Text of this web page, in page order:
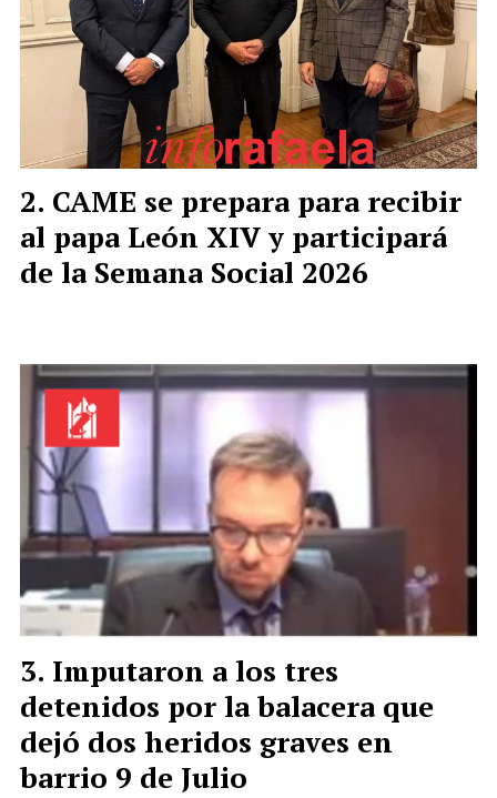
CAME se prepara para recibir
al papa León XIV y participará
de la Semana Social 2026
Imputaron a los tres
detenidos por la balacera que
dejó dos heridos graves en
barrio 9 de Julio